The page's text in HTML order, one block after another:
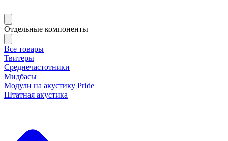
Отдельные компоненты
Все товары
Твитеры
Среднечастотники
Мидбасы
Модули на акустику Pride
Штатная акустика